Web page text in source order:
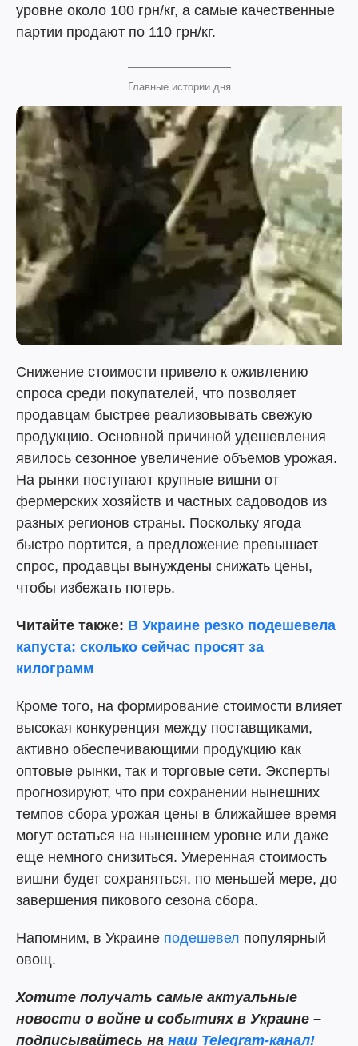
уровне около 100 грн/кг, а самые качественные
партии продают по 110 грн/кг.
Главные истории дня
Снижение стоимости привело к оживлению
спроса среди покупателей, что позволяет
продавцам быстрее реализовывать свежую
продукцию. Основной причиной удешевления
явилось сезонное увеличение объемов урожая.
На рынки поступают крупные вишни от
фермерских хозяйств и частных садоводов из
разных регионов страны. Поскольку ягода
быстро портится, а предложение превышает
спрос, продавцы вынуждены снижать цены,
чтобы избежать потерь.
Читайте также: В Украине резко подешевела
капуста: сколько сейчас просят за
килограмм
Кроме того, на формирование стоимости влияет
высокая конкуренция между поставщиками,
активно обеспечивающими продукцию как
оптовые рынки, так и торговые сети. Эксперты
прогнозируют, что при сохранении нынешних
темпов сбора урожая цены в ближайшее время
могут остаться на нынешнем уровне или даже
еще немного снизиться. Умеренная стоимость
вишни будет сохраняться, по меньшей мере, до
завершения пикового сезона сбора.
Напомним, в Украине подешевел популярный
овощ.
Хотите получать самые актуальные
новости о войне и событиях в Украине –
подписывайтесь на наш Telegram-канал!